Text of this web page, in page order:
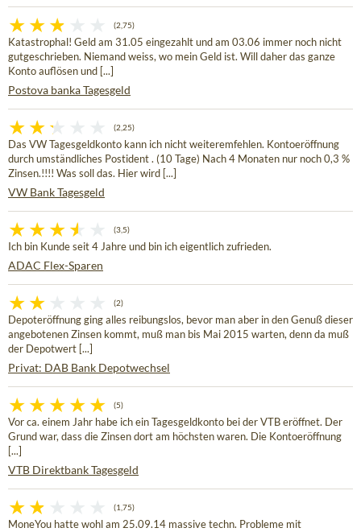
(2,75)
Katastrophal! Geld am 31.05 eingezahlt und am 03.06 immer noch nicht
gutgeschrieben. Niemand weiss, wo mein Geld ist. Will daher das ganze
Konto auflösen und [...]
Postova banka Tagesgeld
(2,25)
Das VW Tagesgeldkonto kann ich nicht weiteremfehlen. Kontoeröffnung
durch umständliches Postident . (10 Tage) Nach 4 Monaten nur noch 0,3 %
Zinsen.!!!! Was soll das. Hier wird [...]
VW Bank Tagesgeld
(3,5)
Ich bin Kunde seit 4 Jahre und bin ich eigentlich zufrieden.
ADAC Flex-Sparen
(2)
Depoteröffnung ging alles reibungslos, bevor man aber in den Genuß dieser
angebotenen Zinsen kommt, muß man bis Mai 2015 warten, denn da muß
der Depotwert [...]
Privat: DAB Bank Depotwechsel
(5)
Vor ca. einem Jahr habe ich ein Tagesgeldkonto bei der VTB eröffnet. Der
Grund war, dass die Zinsen dort am höchsten waren. Die Kontoeröffnung
[...]
VTB Direktbank Tagesgeld
(1,75)
MoneYou hatte wohl am 25.09.14 massive techn. Probleme mit